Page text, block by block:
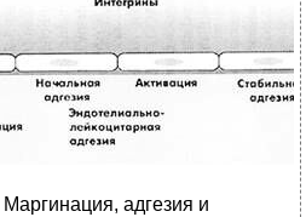
Маргинация, адгезия и